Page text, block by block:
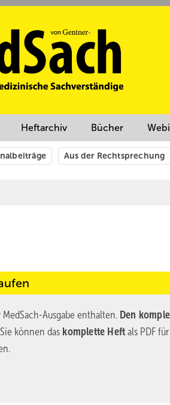
Heftarchiv Bücher
Aus der Rechtsprechung
Ausgabe enthalten. Den
Sie können das komplette Heft als PDF